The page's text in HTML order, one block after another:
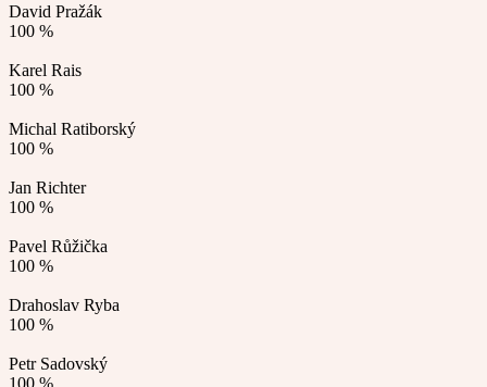
David Pražák
100 %
Karel Rais
100 %
Michal Ratiborský
100 %
Jan Richter
100 %
Pavel Růžička
100 %
Drahoslav Ryba
100 %
Petr Sadovský